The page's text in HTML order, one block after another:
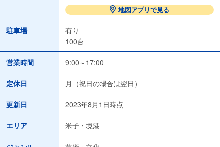
地図アプリで見る
駐車場
有り
100台
営業時間 9:00～17:00
定休日 月（祝日の場合は翌日）
更新日 2023年8月1日時点
エリア 米子・境港